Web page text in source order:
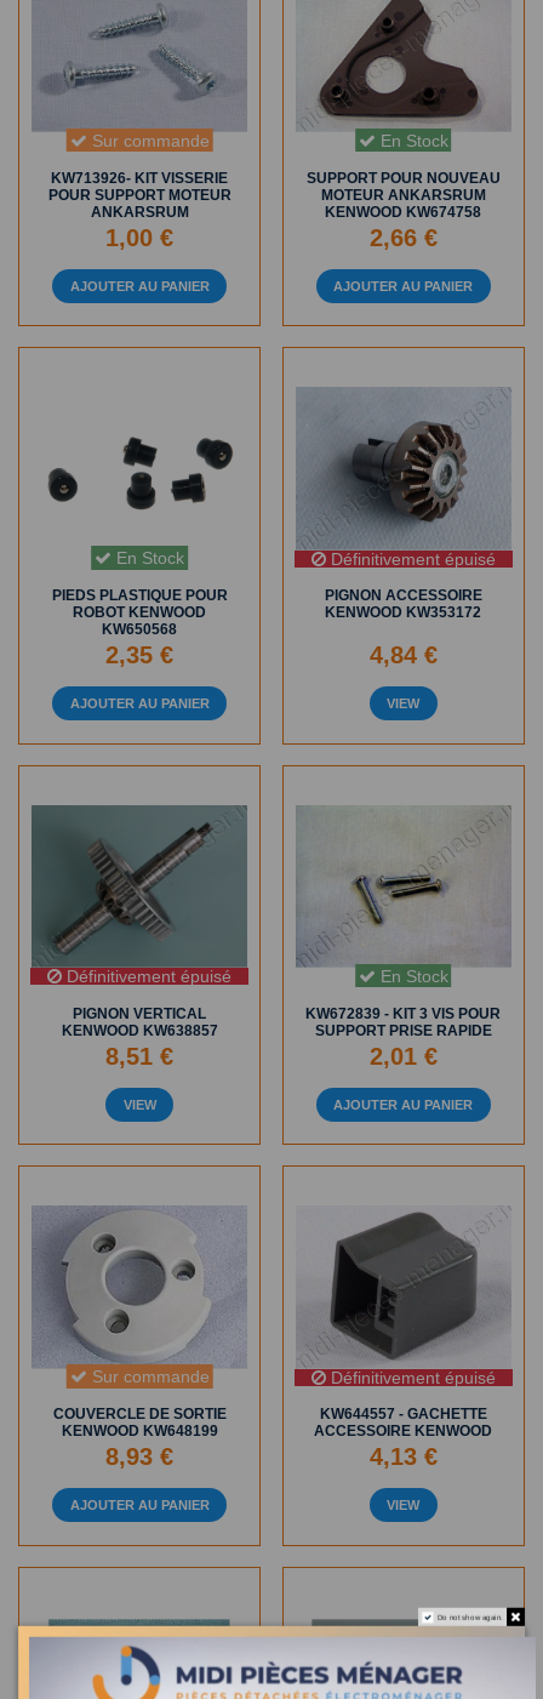
Sur commande
KW713926- KIT VISSERIE
POUR SUPPORT MOTEUR
ANKARSRUM
1,00 €
AJOUTER AU PANIER
En Stock
SUPPORT POUR NOUVEAU
MOTEUR ANKARSRUM
KENWOOD KW674758
2,66 €
AJOUTER AU PANIER
En Stock
PIEDS PLASTIQUE POUR
ROBOT KENWOOD
KW650568
2,35 €
AJOUTER AU PANIER
Définitivement épuisé
PIGNON ACCESSOIRE
KENWOOD KW353172
4,84 €
VIEW
Définitivement épuisé
PIGNON VERTICAL
KENWOOD KW638857
8,51 €
VIEW
En Stock
KW672839 - KIT 3 VIS POUR
SUPPORT PRISE RAPIDE
2,01 €
AJOUTER AU PANIER
Sur commande
COUVERCLE DE SORTIE
KENWOOD KW648199
8,93 €
AJOUTER AU PANIER
Définitivement épuisé
KW644557 - GACHETTE
ACCESSOIRE KENWOOD
4,13 €
VIEW
Do not show again.